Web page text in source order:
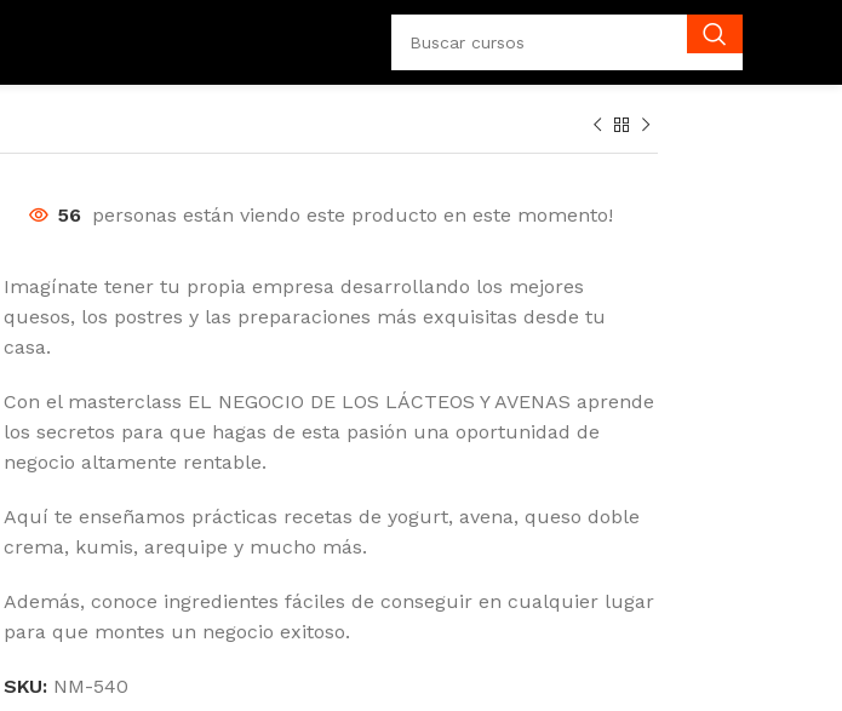
56 personas están viendo este producto en este momento!
Imagínate tener tu propia empresa desarrollando los mejores
quesos, los postres y las preparaciones más exquisitas desde tu
casa.
Con el masterclass EL NEGOCIO DE LOS LÁCTEOS Y AVENAS aprende
los secretos para que hagas de esta pasión una oportunidad de
negocio altamente rentable.
Aquí te enseñamos prácticas recetas de yogurt, avena, queso doble
crema, kumis, arequipe y mucho más.
Además, conoce ingredientes fáciles de conseguir en cualquier lugar
para que montes un negocio exitoso.
SKU: NM-540